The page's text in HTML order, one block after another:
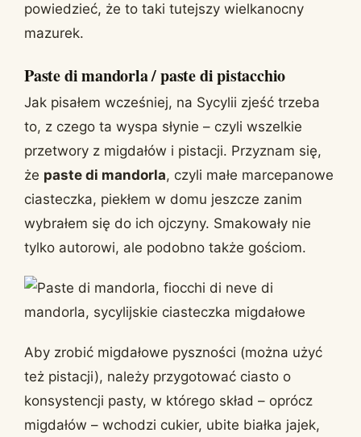
powiedzieć, że to taki tutejszy wielkanocny
mazurek.
Paste di mandorla / paste di pistacchio
Jak pisałem wcześniej, na Sycylii zjeść trzeba
to, z czego ta wyspa słynie – czyli wszelkie
przetwory z migdałów i pistacji. Przyznam się,
że paste di mandorla, czyli małe marcepanowe
ciasteczka, piekłem w domu jeszcze zanim
wybrałem się do ich ojczyny. Smakowały nie
tylko autorowi, ale podobno także gościom.
Aby zrobić migdałowe pyszności (można użyć
też pistacji), należy przygotować ciasto o
konsystencji pasty, w którego skład – oprócz
migdałów – wchodzi cukier, ubite białka jajek,